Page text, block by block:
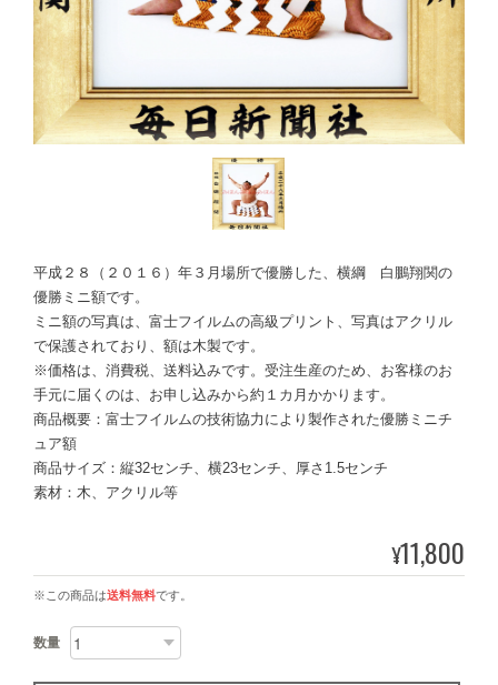
平成２８（２０１６）年３月場所で優勝した、横綱 白鵬翔関の
優勝ミニ額です。
ミニ額の写真は、富士フイルムの高級プリント、写真はアクリル
で保護されており、額は木製です。
※価格は、消費税、送料込みです。受注生産のため、お客様のお
手元に届くのは、お申し込みから約１カ月かかります。
商品概要：富士フイルムの技術協力により製作された優勝ミニチ
ュア額
商品サイズ：縦32センチ、横23センチ、厚さ1.5センチ
素材：木、アクリル等
¥11,800
※この商品は送料無料です。
数量